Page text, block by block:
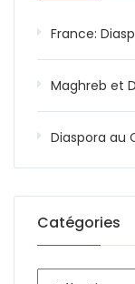
France:
Maghreb et
Diaspora au
Catégories